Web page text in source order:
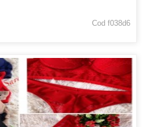
Cod f038d6